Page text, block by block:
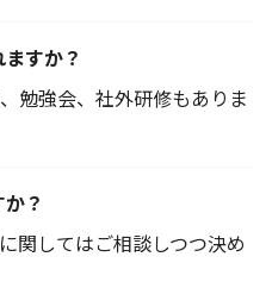
すか？
勉強会、社外研修もありま
？
関してはご相談しつつ決め